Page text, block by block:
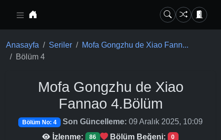
Anasayfa Seriler
Mofa Gongzhu de Xiao Fann...
Bölüm 4
Mofa Gongzhu de Xiao
Fannao 4.Bölüm
Bölüm No: 4 Son Güncelleme: 09 Aralık 2025, 10:09
İzlenme:
86 Bölüm Beğeni: 0